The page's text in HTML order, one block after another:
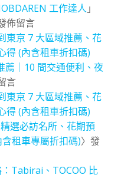
工作達人 」
佈留言
東京 7 大區域推薦、花
得 (內含租車折扣碼)
薦｜10 間交通便利、夜
言
東京 7 大區域推薦、花
得 (內含租車折扣碼)
選必訪名所、花期預
租車專屬折扣碼)〉發
Tabirai、TOCOO 比